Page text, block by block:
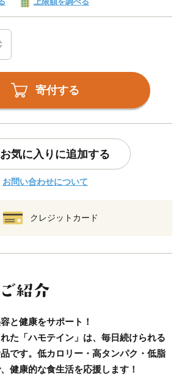
寄付する
お気に入りに追加する
お問い合わせについて
クレジットカード
と健康をサポート！
た「ハモテイン」は、毎日続けられる
です。低カロリー・高タンパク・低脂
健康的な食生活を応援します！